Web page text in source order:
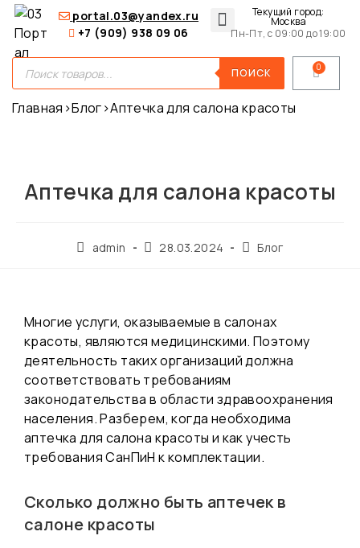
Текущий город:
Москва
Пн-Пт, с 09:00 до 19:00
portal.03@yandex.ru
+7 (909) 938 09 06
ПОИСК
Главная ›Блог›Аптечка для салона красоты
Аптечка для салона красоты
admin 28.03.2024 Блог
Многие услуги, оказываемые в салонах
красоты, являются медицинскими. Поэтому
деятельность таких организаций должна
соответствовать требованиям
законодательства в области здравоохранения
населения. Разберем, когда необходима
аптечка для салона красоты и как учесть
требования СанПиН к комплектации.
Сколько должно быть аптечек в
салоне красоты